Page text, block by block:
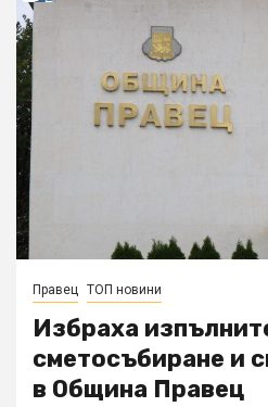
Правец ТОП новини
Избраха
сметосъбиране и
в Община Правец